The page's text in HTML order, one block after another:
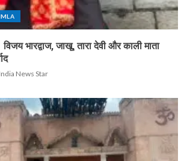
भारद्वाज, जाखू, तारा देवी और काली माता
India News Star